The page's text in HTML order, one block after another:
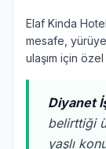
Elaf Kinda
mesafe,
ulaşım için
Diyanet
belirttiği
yaşlı